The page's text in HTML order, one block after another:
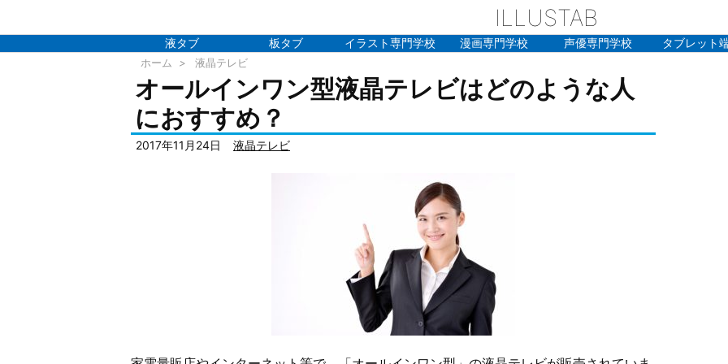
ILLUSTAB
液タブ 板タブ イラスト専門学校 漫画専門学校 声優専門学校 タブレット
ホーム > 液晶テレビ
オールインワン型液晶テレビはどのような人
におすすめ？
2017年11月24日 液晶テレビ